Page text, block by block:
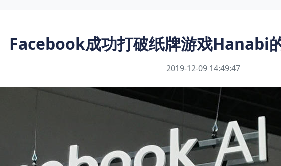
Facebook成功打破纸牌游戏Hanabi
2019-12-09 14:49:47